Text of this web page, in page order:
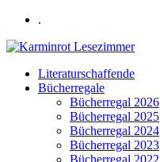
.
Literaturschaffende
Bücherregale
Bücherregal 2026
Bücherregal 2025
Bücherregal 2024
Bücherregal 2023
Bücherregal 2022